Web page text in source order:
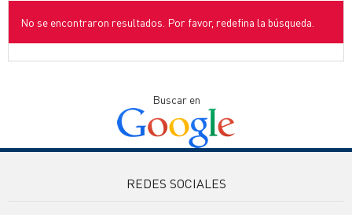
No se encontraron resultados. Por favor, redefina la búsqueda.
Buscar en
REDES SOCIALES